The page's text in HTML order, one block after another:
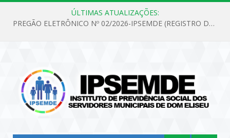
ÚLTIMAS ATUALIZAÇÕES:
PREGÃO ELETRÔNICO Nº 02/2026-IPSEMDE (REGISTRO DE PREÇOS PARA FUTURA E EVENTUAL AQUISIÇÃO DE MATERIAL DE LIMPEZA E GÊNEROS ALIMENTÍCIOS PARA ATENDER AS NECESSIDADES DO INSTITUTO DE PREVIDÊNCIA SOCIAL DOS SERVIDORES MUNICIPAIS DE DOM ELISEU.)